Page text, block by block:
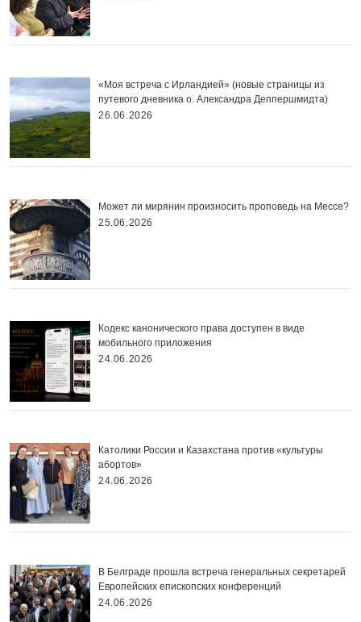
«Моя встреча с Ирландией» (новые страницы из
путевого дневника о. Александра Деппершмидта)
26.06.2026
Может ли мирянин произносить проповедь на Мессе?
25.06.2026
Кодекс канонического права доступен в виде
мобильного приложения
24.06.2026
Католики России и Казахстана против «культуры
абортов»
24.06.2026
В Белграде прошла встреча генеральных секретарей
Европейских епископских конференций
24.06.2026